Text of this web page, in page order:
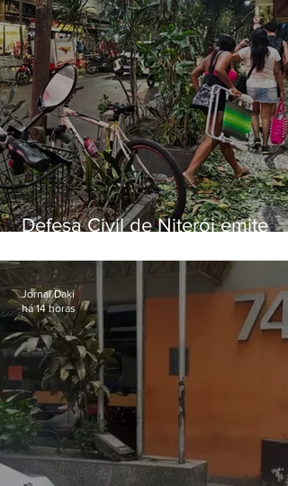
Defesa Civil de Niterói emite
sexta-feira (07)
Jornal Daki
há 14 horas